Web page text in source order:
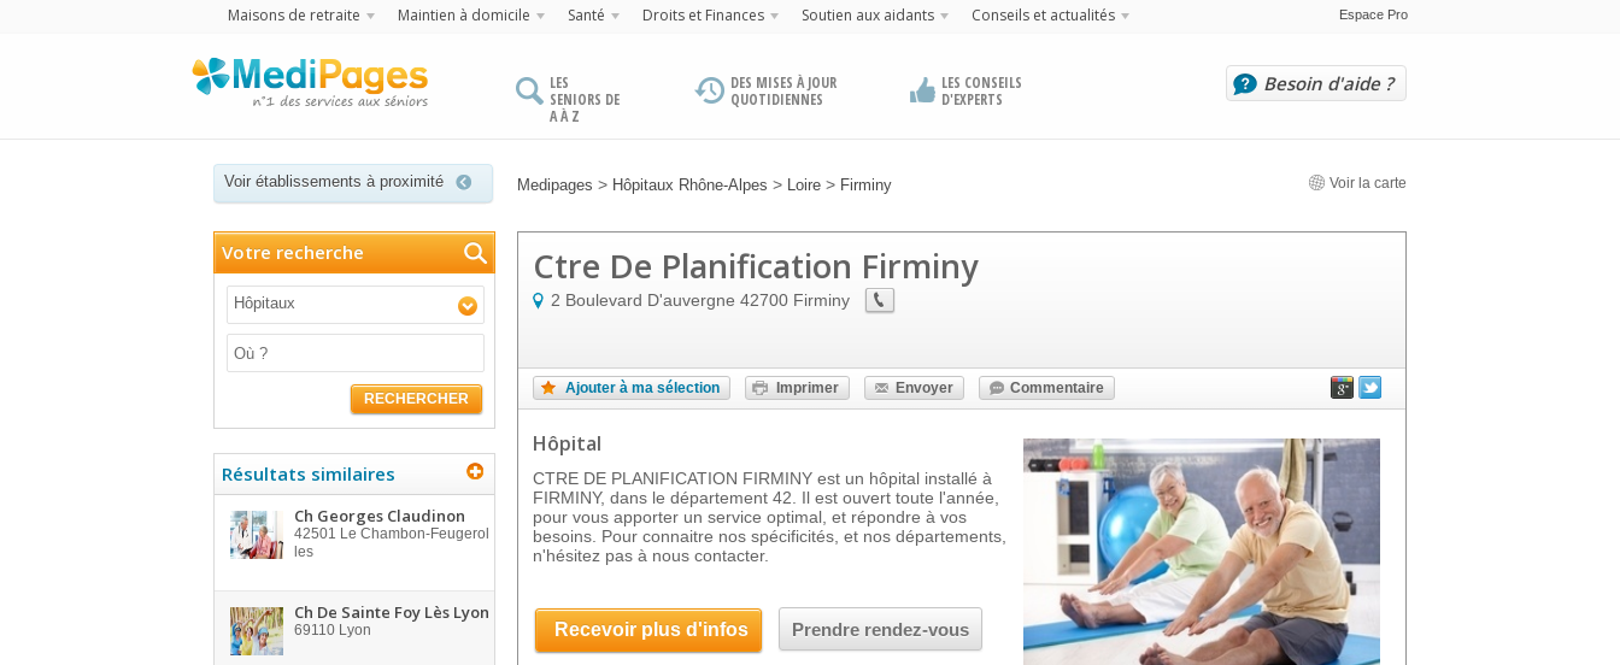
Maisons de retraite Maintien à domicile Santé Droits et Finances Soutien aux aidants Conseils et actualités Espace Pro
LES
SENIORS DE
A À Z
DES MISES À JOUR
QUOTIDIENNES
LES CONSEILS
D'EXPERTS
Besoin d'aide ?
Voir établissements à proximité Medipages > Hôpitaux Rhône-Alpes > Loire > Firminy Voir la carte
Votre recherche
Hôpitaux
RECHERCHER
Résultats similaires
Ch Georges Claudinon
42501 Le Chambon-Feugerol
les
Ch De Sainte Foy Lès Lyon
69110 Lyon
Ctre De Planification Firminy
2 Boulevard D'auvergne 42700 Firminy
Ajouter à ma sélection Imprimer Envoyer Commentaire
Hôpital
CTRE DE PLANIFICATION FIRMINY est un hôpital installé à
FIRMINY, dans le département 42. Il est ouvert toute l'année,
pour vous apporter un service optimal, et répondre à vos
besoins. Pour connaitre nos spécificités, et nos départements,
n'hésitez pas à nous contacter.
Recevoir plus d'infos Prendre rendez-vous